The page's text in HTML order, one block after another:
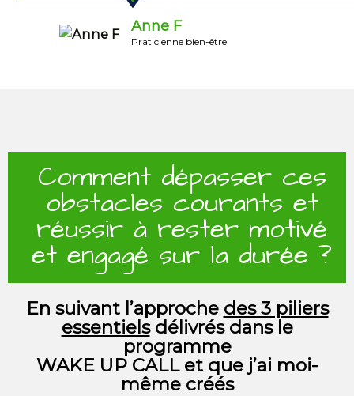
Anne F
Praticienne bien-être
Comment dépasser ces
obstacles courants et
réussir à rester motivé
et engagé sur la durée ? ​
En suivant l’approche des 3 piliers
essentielsdélivrés dans le
programme
WAKE UP CALL et que j’ai moi-
même créés